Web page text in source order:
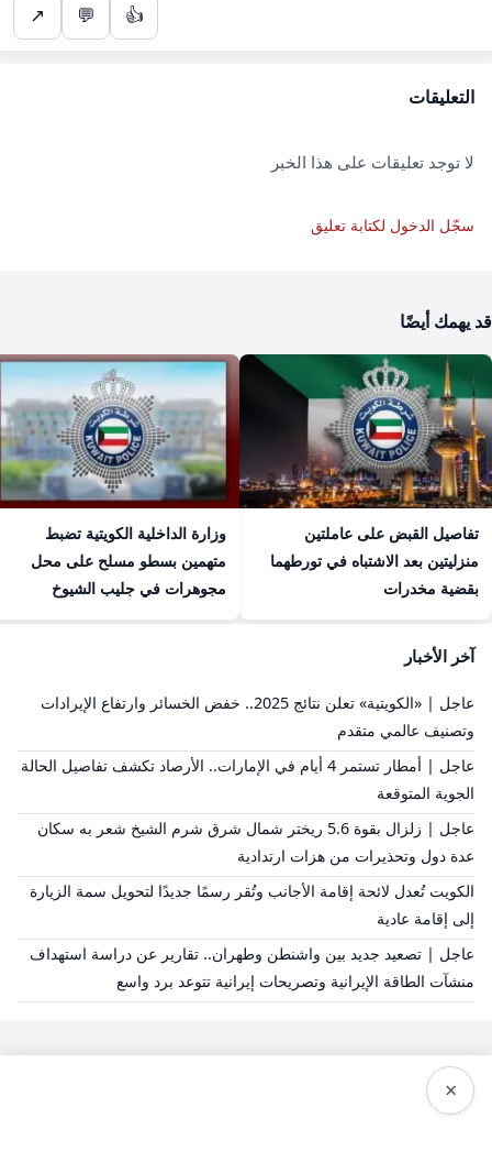
👍
💬
↗
التعليقات
لا توجد تعليقات على هذا الخبر
سجّل الدخول لكتابة تعليق
قد يهمك أيضًا
تفاصيل القبض على عاملتين
منزليتين بعد الاشتباه في تورطهما
بقضية مخدرات
وزارة الداخلية الكويتية تضبط
متهمين بسطو مسلح على محل
مجوهرات في جليب الشيوخ
آخر الأخبار
عاجل | «الكويتية» تعلن نتائج 2025.. خفض الخسائر وارتفاع الإيرادات
وتصنيف عالمي متقدم
عاجل | أمطار تستمر 4 أيام في الإمارات.. الأرصاد تكشف تفاصيل الحالة
الجوية المتوقعة
عاجل | زلزال بقوة 5.6 ريختر شمال شرق شرم الشيخ شعر به سكان
عدة دول وتحذيرات من هزات ارتدادية
الكويت تُعدل لائحة إقامة الأجانب وتُقر رسمًا جديدًا لتحويل سمة الزيارة
إلى إقامة عادية
عاجل | تصعيد جديد بين واشنطن وطهران.. تقارير عن دراسة استهداف
منشآت الطاقة الإيرانية وتصريحات إيرانية تتوعد برد واسع
×